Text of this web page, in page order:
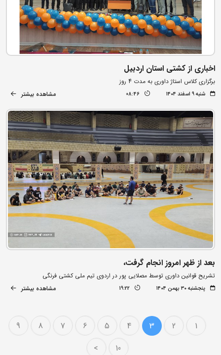
اخباری از کشتی استان اردبیل
برگزاری کلاس استاژ داوری به مدت 4 روز
شنبه ۹ اسفند ۱۴۰۴ 08:46 مشاهده بیشتر
بعد از ظهر امروز انجام گرفت،
تشریح قوانین داوری توسط مصلایی پور در اردوی تیم ملی کشتی فرنگی
پنجشنبه ۳۰ بهمن ۱۴۰۴ 19:22 مشاهده بیشتر
1
2
3
4
5
6
7
8
9
10
>